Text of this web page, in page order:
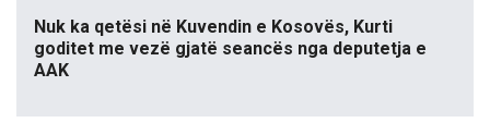
Nuk ka qetësi në Kuvendin e Kosovës, Kurti
goditet me vezë gjatë seancës nga deputetja e
AAK